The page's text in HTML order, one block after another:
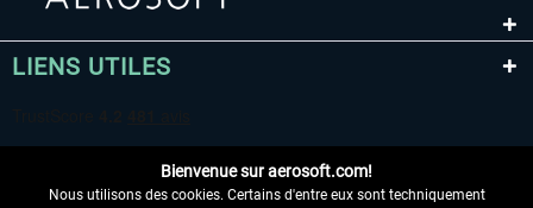
LIENS UTILES
Bienvenue sur aerosoft.com!
Nous utilisons des cookies. Certains d'entre eux sont techniquement